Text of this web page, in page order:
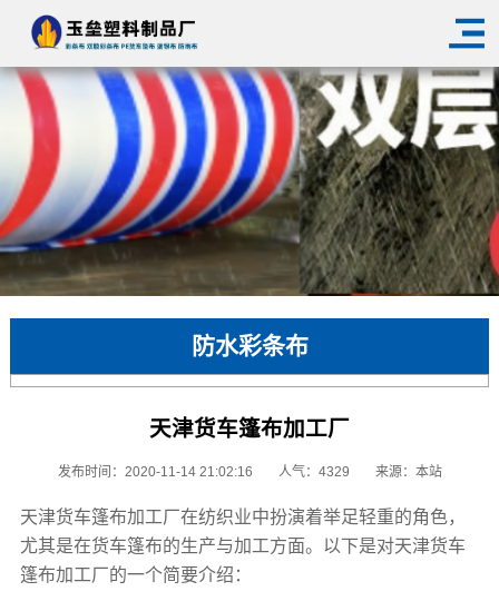
防水彩条布
天津货车篷布加工厂
发布时间：2020-11-14 21:02:16 人气：4329 来源：本站
天津货车篷布加工厂在纺织业中扮演着举足轻重的角色，
尤其是在货车篷布的生产与加工方面。以下是对天津货车
篷布加工厂的一个简要介绍：